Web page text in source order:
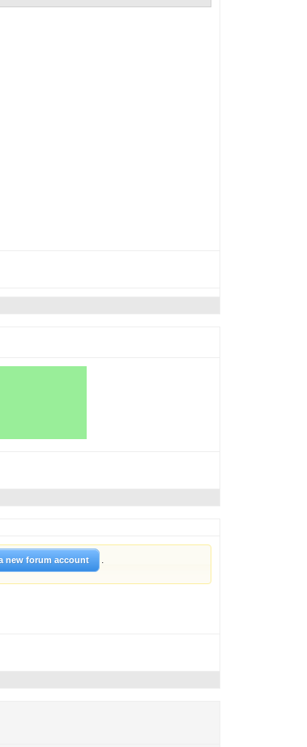
new forum account .